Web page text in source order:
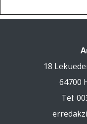
18
64700
Tel: